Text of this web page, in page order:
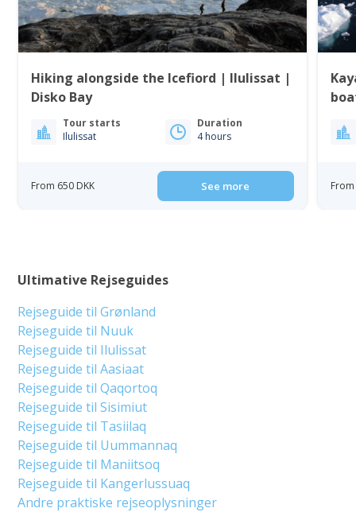
Hiking alongside the Icefiord | Ilulissat |
Disko Bay
Tour starts
Ilulissat
Duration
4 hours
From 650 DKK See more From
Ultimative Rejseguides
Rejseguide til Grønland
Rejseguide til Nuuk
Rejseguide til Ilulissat
Rejseguide til Aasiaat
Rejseguide til Qaqortoq
Rejseguide til Sisimiut
Rejseguide til Tasiilaq
Rejseguide til Uummannaq
Rejseguide til Maniitsoq
Rejseguide til Kangerlussuaq
Andre praktiske rejseoplysninger